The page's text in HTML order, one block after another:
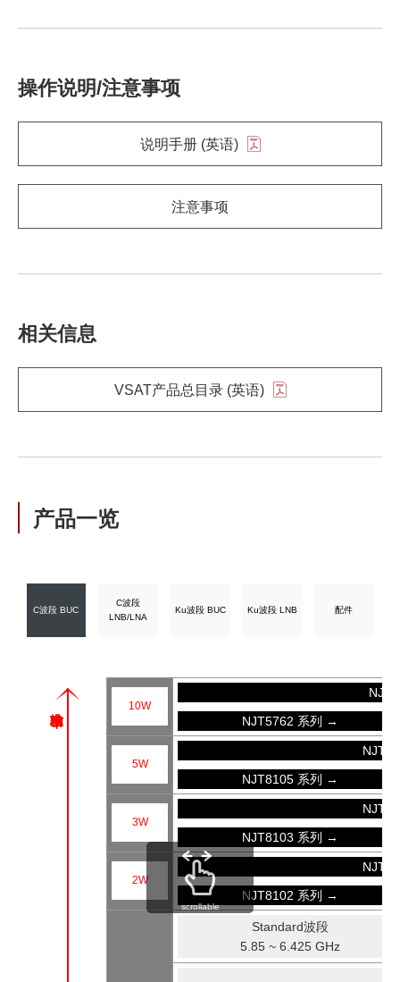
操作说明/注意事项
说明手册 (英语)
注意事项
相关信息
VSAT产品总目录 (英语)
产品一览
C波段 BUC
C波段
LNB/LNA
Ku波段 BUC Ku波段 LNB 配件
10W
NJT5762 系列 →
5W
NJT8105 系列 →
3W
NJT8103 系列 →
2W
NJT8102 系列 →
Standard波段
5.85 ~ 6.425 GHz
scrollable